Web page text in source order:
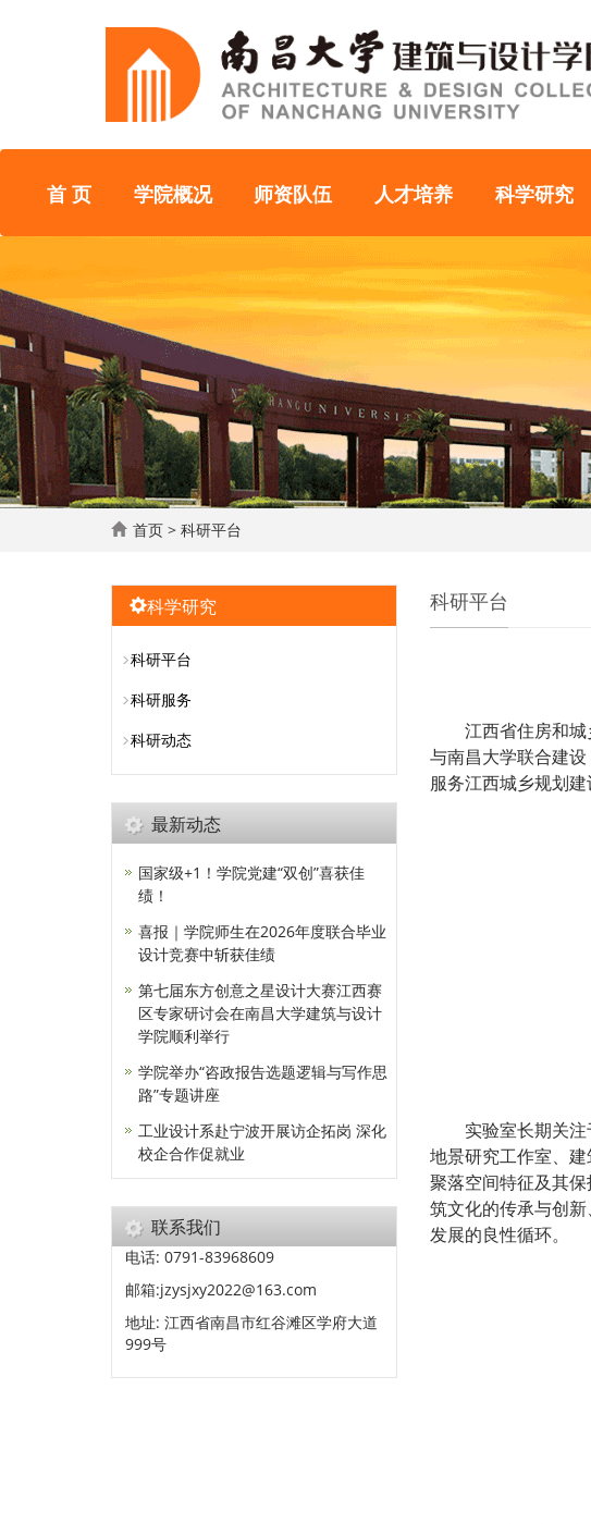
首 页 学院概况 师资队伍 人才培养 科学研究
首页 > 科研平台
科研平台
江西省住房和
与南昌大学联合建
服务江西城乡规划
实验室长期关注
地景研究工作室、
聚落空间特征及其
筑文化的传承与创
发展的良性循环。
科学研究
科研平台
科研服务
科研动态
最新动态
国家级+1！学院党建“双创”喜获佳
绩！
喜报｜学院师生在2026年度联合毕业
设计竞赛中斩获佳绩
第七届东方创意之星设计大赛江西赛
区专家研讨会在南昌大学建筑与设计
学院顺利举行
学院举办“咨政报告选题逻辑与写作思
路”专题讲座
工业设计系赴宁波开展访企拓岗 深化
校企合作促就业
联系我们
电话: 0791-83968609
邮箱:jzysjxy2022@163.com
地址: 江西省南昌市红谷滩区学府大道
999号